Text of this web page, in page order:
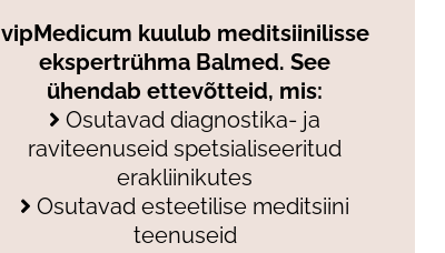
vipMedicum kuulub meditsiinilisse
ekspertrühma Balmed. See
ühendab ettevõtteid, mis:
Osutavad diagnostika- ja
raviteenuseid spetsialiseeritud
erakliinikutes
Osutavad esteetilise meditsiini
teenuseid